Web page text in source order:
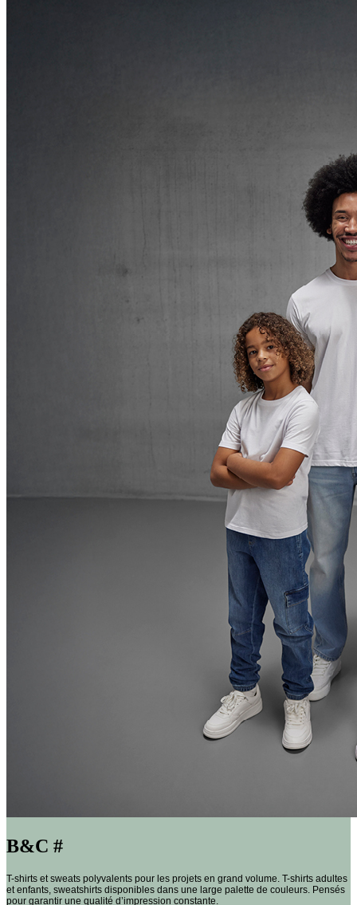
B&C #
T-shirts et sweats polyvalents pour les projets en grand volume. T-shirts adultes
et enfants, sweatshirts disponibles dans une large palette de couleurs. Pensés
pour garantir une qualité d’impression constante.